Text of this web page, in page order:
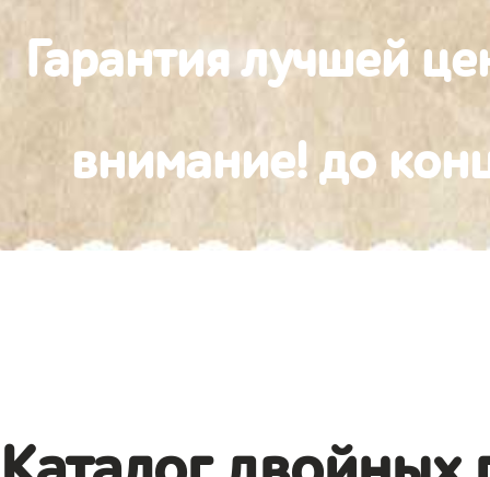
Гарантия лучшей
внимание! до